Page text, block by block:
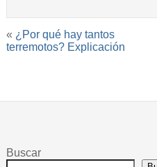
« ¿Por qué hay tantos
terremotos? Explicación
Buscar